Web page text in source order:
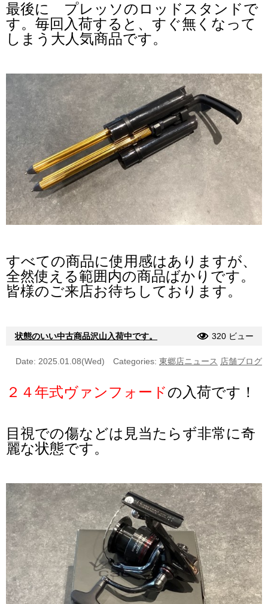
最後に プレッソのロッドスタンドで
す。毎回入荷すると、すぐ無くなって
しまう大人気商品です。
すべての商品に使用感はありますが、
全然使える範囲内の商品ばかりです。
皆様のご来店お待ちしております。
状態のいい中古商品沢山入荷中です。 320 ビュー
Date: 2025.01.08(Wed) Categories: 東郷店ニュース 店舗ブログ
２４年式ヴァンフォードの入荷です！
目視での傷などは見当たらず非常に奇
麗な状態です。